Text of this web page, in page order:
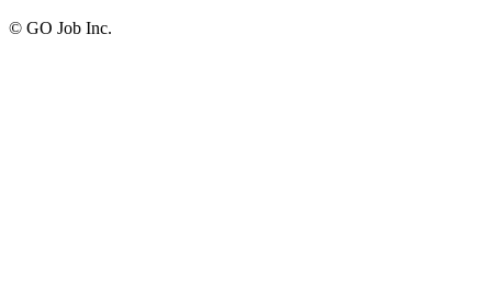
© GO Job Inc.